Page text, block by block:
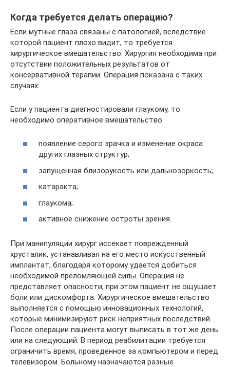
Когда требуется делать операцию?
Если мутные глаза связаны с патологией, вследствие
которой пациент плохо видит, то требуется
хирургическое вмешательство. Хирургия необходима при
отсутствии положительных результатов от
консервативной терапии. Операция показана с таких
случаях:
Если у пациента диагностировали глаукому, то
необходимо оперативное вмешательство.
появление серого зрачка и изменение окраса
других глазных структур;
запущенная близорукость или дальнозоркость;
катаракта;
глаукома;
активное снижение остроты зрения.
При манипуляции хирург иссекает поврежденный
хрусталик, устанавливая на его место искусственный
имплантат, благодаря которому удается добиться
необходимой преломляющей силы. Операция не
представляет опасности, при этом пациент не ощущает
боли или дискомфорта. Хирургическое вмешательство
выполняется с помощью инновационных технологий,
которые минимизируют риск неприятных последствий.
После операции пациента могут выписать в тот же день
или на следующий. В период реабилитации требуется
ограничить время, проведенное за компьютером и перед
телевизором. Больному назначаются разные